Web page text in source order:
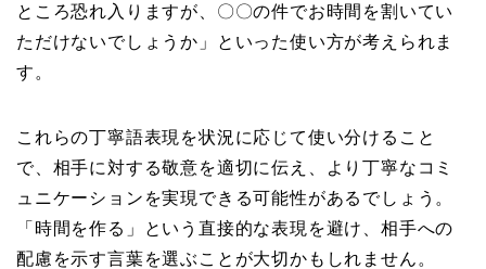
ところ恐れ入りますが、〇〇の件でお時間を割いてい
ただけないでしょうか」といった使い方が考えられま
す。
これらの丁寧語表現を状況に応じて使い分けること
で、相手に対する敬意を適切に伝え、より丁寧なコミ
ュニケーションを実現できる可能性があるでしょう。
「時間を作る」という直接的な表現を避け、相手への
配慮を示す言葉を選ぶことが大切かもしれません。